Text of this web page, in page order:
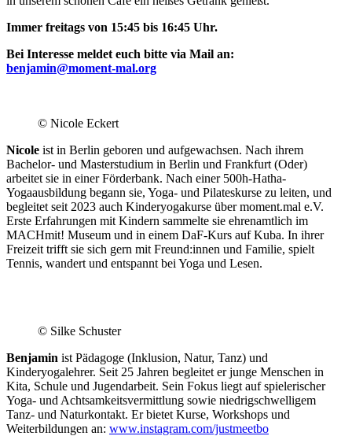
Immer freitags von 15:45 bis 16:45 Uhr.
Bei Interesse meldet euch bitte via Mail an:
benjamin@moment-mal.org
© Nicole Eckert
Nicole ist in Berlin geboren und aufgewachsen. Nach ihrem
Bachelor- und Masterstudium in Berlin und Frankfurt (Oder)
arbeitet sie in einer Förderbank. Nach einer 500h-Hatha-
Yogaausbildung begann sie, Yoga- und Pilateskurse zu leiten, und
begleitet seit 2023 auch Kinderyogakurse über moment.mal e.V.
Erste Erfahrungen mit Kindern sammelte sie ehrenamtlich im
MACHmit! Museum und in einem DaF-Kurs auf Kuba. In ihrer
Freizeit trifft sie sich gern mit Freund:innen und Familie, spielt
Tennis, wandert und entspannt bei Yoga und Lesen.
© Silke Schuster
Benjamin ist Pädagoge (Inklusion, Natur, Tanz) und
Kinderyogalehrer. Seit 25 Jahren begleitet er junge Menschen in
Kita, Schule und Jugendarbeit. Sein Fokus liegt auf spielerischer
Yoga- und Achtsamkeitsvermittlung sowie niedrigschwelligem
Tanz- und Naturkontakt. Er bietet Kurse, Workshops und
Weiterbildungen an: www.instagram.com/justmeetbo